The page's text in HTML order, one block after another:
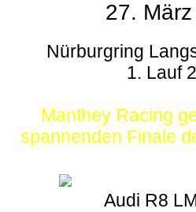
27.
Nürburgring
1. Lauf
Manthey Racing
spannenden Finale
Audi R8